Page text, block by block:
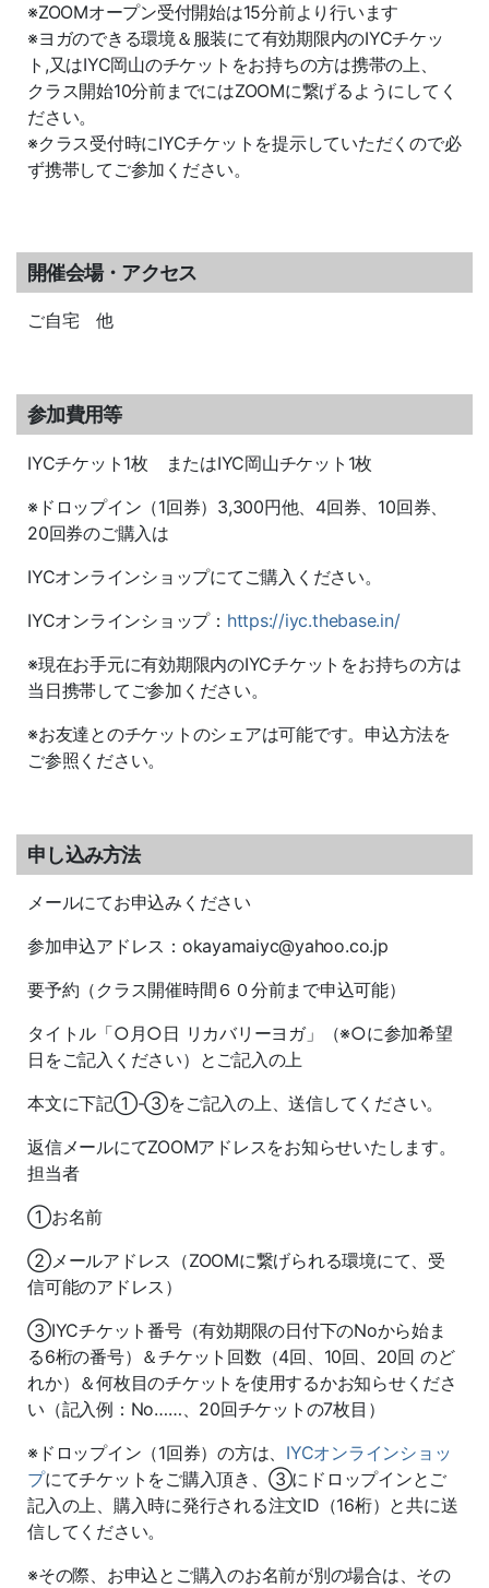
※ZOOMオープン受付開始は15分前より行います
※ヨガのできる環境＆服装にて有効期限内のIYCチケッ
ト,又はIYC岡山のチケットをお持ちの方は携帯の上、
クラス開始10分前までにはZOOMに繋げるようにしてく
ださい。
※クラス受付時にIYCチケットを提示していただくので必
ず携帯してご参加ください。
開催会場・アクセス
ご自宅 他
参加費用等
IYCチケット1枚 またはIYC岡山チケット1枚
※ドロップイン（1回券）3,300円他、4回券、10回券、
20回券のご購入は
IYCオンラインショップにてご購入ください。
IYCオンラインショップ： https://iyc.thebase.in/
※現在お手元に有効期限内のIYCチケットをお持ちの方は
当日携帯してご参加ください。
※お友達とのチケットのシェアは可能です。申込方法を
ご参照ください。
申し込み方法
メールにてお申込みください
参加申込アドレス：okayamaiyc@yahoo.co.jp
要予約（クラス開催時間６０分前まで申込可能）
タイトル「○月○日 リカバリーヨガ」（※○に参加希望
日をご記入ください）とご記入の上
本文に下記①-③をご記入の上、送信してください。
返信メールにてZOOMアドレスをお知らせいたします。
担当者
①お名前
②メールアドレス（ZOOMに繋げられる環境にて、受
信可能のアドレス）
③IYCチケット番号（有効期限の日付下のNoから始ま
る6桁の番号）＆チケット回数（4回、10回、20回 のど
れか）＆何枚目のチケットを使用するかお知らせくださ
い（記入例：No……、20回チケットの7枚目）
※ドロップイン（1回券）の方は、 IYCオンラインショッ
プにてチケットをご購入頂き、③にドロップインとご
記入の上、購入時に発行される注文ID（16桁）と共に送
信してください。
※その際、お申込とご購入のお名前が別の場合は、その